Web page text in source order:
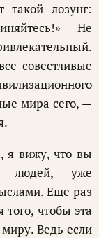
такой лозунг:
Не
совестливые
мира сего, —
я вижу, что вы
людей, уже
Еще раз
чтобы эта
Ведь если